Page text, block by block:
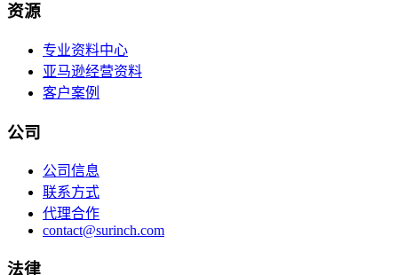
资源
专业资料中心
亚马逊经营资料
客户案例
公司
公司信息
联系方式
代理合作
contact@surinch.com
法律